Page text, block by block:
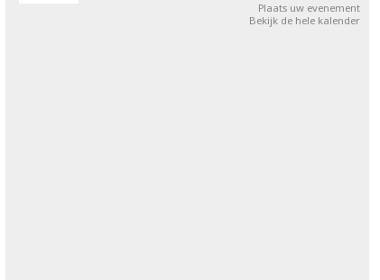
Plaats uw evenement
Bekijk de hele kalender